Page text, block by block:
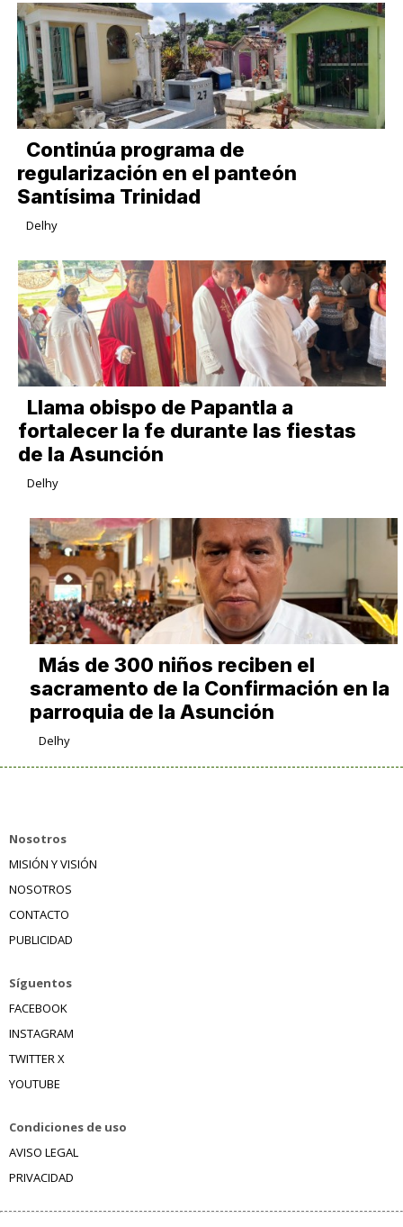
Continúa programa de
regularización en el panteón
Santísima Trinidad
Delhy
Llama obispo de Papantla a
fortalecer la fe durante las fiestas
de la Asunción
Delhy
Más de 300 niños reciben el
sacramento de la Confirmación en la
parroquia de la Asunción
Delhy
Nosotros
MISIÓN Y VISIÓN
NOSOTROS
CONTACTO
PUBLICIDAD
Síguentos
FACEBOOK
INSTAGRAM
TWITTER X
YOUTUBE
Condiciones de uso
AVISO LEGAL
PRIVACIDAD